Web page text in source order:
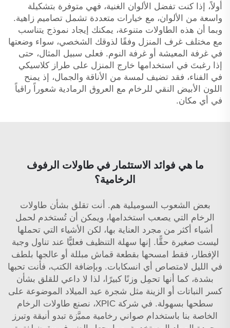
أولاً، إذا كنت تفضل الألوان الغنية، فهي متوفرة بتشكيلة
واسعة من الألوان، مع خيارات متعددة تشمل تصاميم زاهية.
وبما أن هذه الطاولات متنوعة، يمكنك إيجاد نموذج يتناسب
مع مختلف غرف المنزل وفقًا لذوقك الشخصي، سواء وضعتها
في غرفة المعيشة أو غرفة النوم. فعلى سبيل المثال، حتى
إذا رغبتَ في استخدامها خارج المنزل على طراز كلاسيكي
في الفناء، فقد تضيف لمسة من الأناقة والجمال، إذ يمنح
اللون الأبيض النقي للرخام مع العروق الرمادية شعوراً راقياً
في أي مكان.
ما هي فوائد الاستثمار في طاولات الرفوف
الرخامية؟
بعض الشعوب السوميلية هم. أنت تقلق بشأن طاولات
الرخام التي يصعب استخدامها، ويمكن أن تُستخدم لحمل
أشياء أكثر من مجرد العناية بها، لكن الأشياء التي تحملها
ليست صغيرة حقًّا. إنها سهلة التنظيف فعليًّا عند تناول وجبة
الإفطار، فقط امسحها بقطعة قماش مبللة أو عالجها بلطف
في الليل لامتصاص أي انسكابات. وبإضافة الكتب، فأنت تحبها
بشدة، كما أنها تحمِل وزنًا كبيرًا، لذا لا داعي للقلق بشأن
كسر النباتات أو الزينة مثل شجرة عيد الميلاد الموضوعة على
سطحها بسهولة. في شركة XPIC، نصنع طاولات الرخام
الخاصة بنا باستخدام صواني رخامية مميَّزة تبدو أنيقة وتبرز